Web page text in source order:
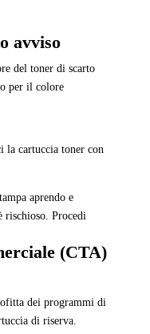
avviso
del toner di scarto
per il colore
cartuccia toner con
aprendo e
rischioso. Procedi
(CTA)
dei programmi di
di riserva.